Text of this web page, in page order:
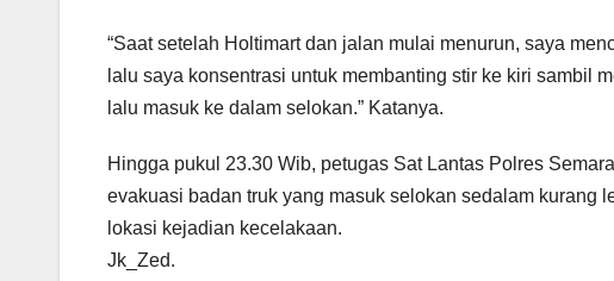
“Saat setelah Holtimart dan jalan mulai menurun, saya
lalu saya konsentrasi untuk membanting stir ke kiri sambil
lalu masuk ke dalam selokan.” Katanya.
Hingga pukul 23.30 Wib, petugas Sat Lantas Polres
evakuasi badan truk yang masuk selokan sedalam kurang
lokasi kejadian kecelakaan.
Jk_Zed.